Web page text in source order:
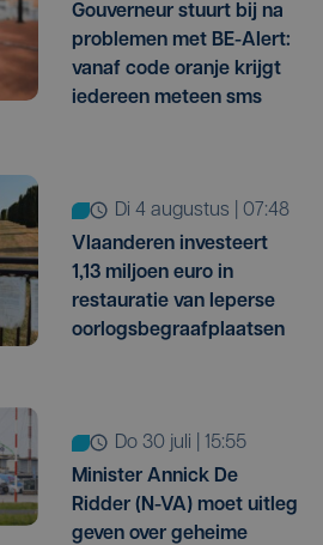
Gouverneur stuurt bij na
problemen met BE-Alert:
vanaf code oranje krijgt
iedereen meteen sms
di 4 augustus | 07:48
Vlaanderen investeert
1,13 miljoen euro in
restauratie van Ieperse
oorlogsbegraafplaatsen
do 30 juli | 15:55
Minister Annick De
Ridder (N-VA) moet uitleg
geven over geheime